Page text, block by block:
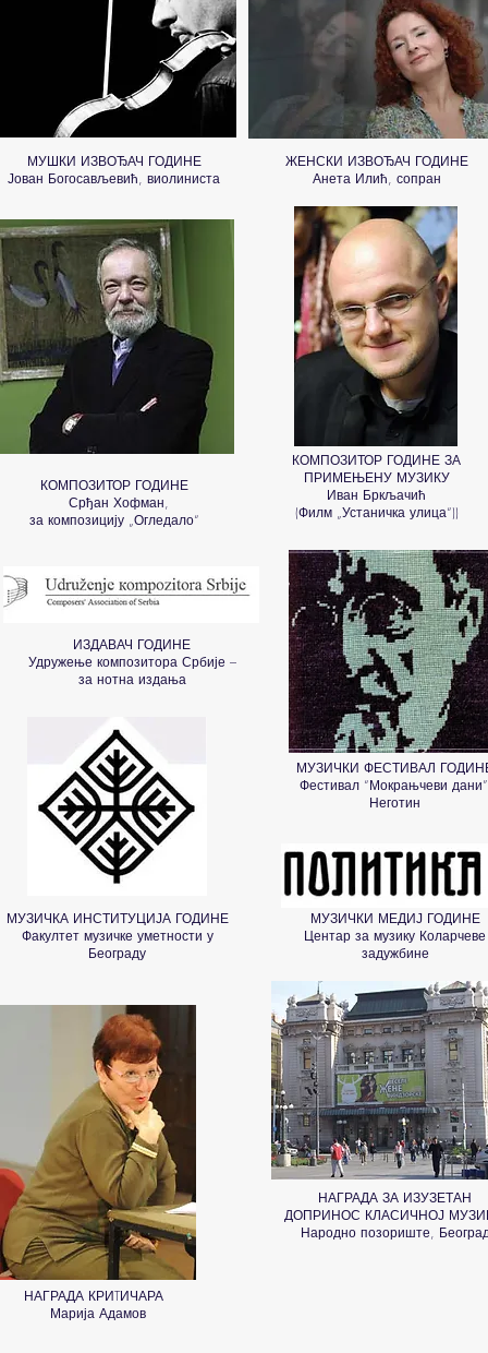
МУШКИ ИЗВОЂАЧ ГОДИНЕ
Јован Богосављевић, виолиниста
ЖЕНСКИ ИЗВОЂАЧ ГОДИНЕ
Анета Илић, сопран
КОМПОЗИТОР ГОДИНЕ
Срђан Хофман,
за композицију „Огледало“
ИЗДАВАЧ ГОДИНЕ
Удружење композитора Србије –
за нотна издања
МУЗИЧКА ИНСТИТУЦИЈА ГОДИНЕ
Факултет музичке уметности у
Београду
КОМПОЗИТОР ГОДИНЕ ЗА
ПРИМЕЊЕНУ МУЗИКУ
Иван Бркљачић
(Филм „Устаничка улица“))
МУЗИЧКИ ФЕСТИВАЛ
Фестивал “Мокрањчеви
Неготин
МУЗИЧКИ МЕДИЈ ГОДИНЕ
Центар за музику Коларчеве
задужбине
НАГРАДА ЗА ИЗУЗЕТАН
ДОПРИНОС КЛАСИЧНОЈ
Народно позориште,
НАГРАДА КРИTИЧАРА
Марија Адамов